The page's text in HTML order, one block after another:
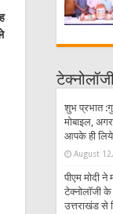
शुभ प्रभात
मोबाइल,
आपके ही
August
पीएम मोदी
टेक्नोलॉजी के
उत्तराखंड से